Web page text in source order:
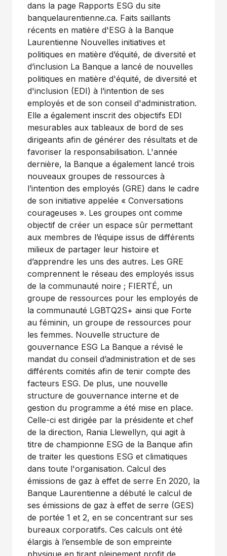
dans la page Rapports ESG du site
banquelaurentienne.ca. Faits saillants
récents en matière d'ESG à la Banque
Laurentienne Nouvelles initiatives et
politiques en matière d’équité, de diversité et
d’inclusion La Banque a lancé de nouvelles
politiques en matière d'équité, de diversité et
d'inclusion (EDI) à l’intention de ses
employés et de son conseil d'administration.
Elle a également inscrit des objectifs EDI
mesurables aux tableaux de bord de ses
dirigeants afin de générer des résultats et de
favoriser la responsabilisation. L'année
dernière, la Banque a également lancé trois
nouveaux groupes de ressources à
l’intention des employés (GRE) dans le cadre
de son initiative appelée « Conversations
courageuses ». Les groupes ont comme
objectif de créer un espace sûr permettant
aux membres de l’équipe issus de différents
milieux de partager leur histoire et
d’apprendre les uns des autres. Les GRE
comprennent le réseau des employés issus
de la communauté noire ; FIERTÉ, un
groupe de ressources pour les employés de
la communauté LGBTQ2S+ ainsi que Forte
au féminin, un groupe de ressources pour
les femmes. Nouvelle structure de
gouvernance ESG La Banque a révisé le
mandat du conseil d’administration et de ses
différents comités afin de tenir compte des
facteurs ESG. De plus, une nouvelle
structure de gouvernance interne et de
gestion du programme a été mise en place.
Celle-ci est dirigée par la présidente et chef
de la direction, Rania Llewellyn, qui agit à
titre de championne ESG de la Banque afin
de traiter les questions ESG et climatiques
dans toute l'organisation. Calcul des
émissions de gaz à effet de serre En 2020, la
Banque Laurentienne a débuté le calcul de
ses émissions de gaz à effet de serre (GES)
de portée 1 et 2, en se concentrant sur ses
bureaux corporatifs. Ces calculs ont été
élargis à l’ensemble de son empreinte
physique en tirant pleinement profit de